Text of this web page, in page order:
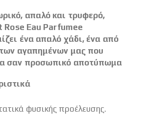
απαλό και τρυφερό,
Rose Eau Parfumee
ένα απαλό χάδι, ένα από
των αγαπημένων μας που
σαν προσωπικό αποτύπωμα
φυσικής προέλευσης.